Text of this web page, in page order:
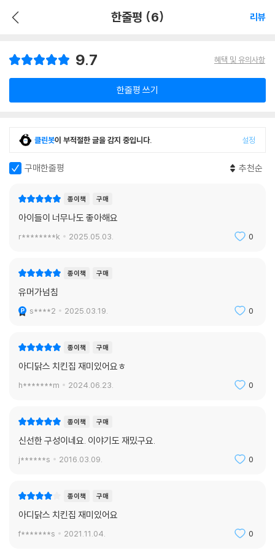
한줄평 (6) 리뷰
9.7 혜택 및 유의사항
한줄평 쓰기
클린봇이 부적절한 글을 감지 중입니다. 설정
구매한줄평 추천순
종이책 구매
아이들이 너무나도 좋아해요
r********k 2025.05.03. 0
종이책 구매
유머가넘침
s****2 2025.03.19. 0
종이책 구매
아디닭스 치킨집 재미있어요ㅎ
h*******m 2024.06.23. 0
종이책 구매
신선한 구성이네요. 이야기도 재밌구요.
j******s 2016.03.09. 0
종이책 구매
아디닭스 치킨집 재미있어요
f*******s 2021.11.04. 0